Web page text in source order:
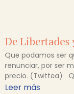
De Libertades
Que podamos ser
renunciar, por ser
precio. (Twittea)
Leer más